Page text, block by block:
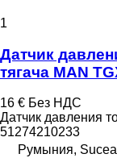
1
Датчик
тягача MAN
16 € Без НДС
Датчик давления
51274210233
Румыния,